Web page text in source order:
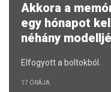
Akkora a
egy hónapot
néhány
Elfogyott a boltokból.
17 ÓRÁJA